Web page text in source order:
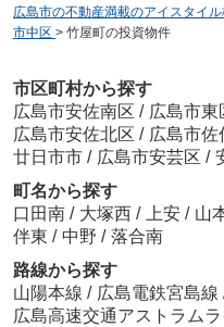
広島市の不動産満載のアイスタイ
市中区 > 竹屋町の投資物件
市区町村から探す
広島市安佐南区 / 広島市東
広島市安佐北区 / 広島市佐
廿日市市 / 広島市安芸区 /
町名から探す
口田南 / 大塚西 / 上安 / 山
伴東 / 中野 / 落合南
路線から探す
山陽本線 / 広島電鉄宮島線
広島高速交通アストラム